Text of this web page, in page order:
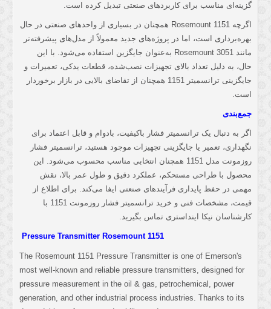
گزینه‌ای مناسب برای کاربردهای صنعتی تبدیل کرده است.
اگرچه Rosemount 1151 همچنان در بسیاری از واحدهای صنعتی در حال
بهره‌برداری است، اما در پروژه‌های جدید معمولاً از مدل‌های پیشرفته‌تر
مانند Rosemount 3051 به‌عنوان جایگزین استفاده می‌شود. با این
حال، به دلیل تعداد بالای تجهیزات نصب‌شده، قطعات یدکی، تعمیرات و
جایگزینی ترانسمیتر 1151 همچنان از تقاضای بالایی در بازار برخوردار
است.
جمع‌بندی
اگر به دنبال یک ترانسمیتر فشار باکیفیت، بادوام و قابل اعتماد برای
نگهداری، تعمیر یا جایگزینی تجهیزات موجود هستید، ترانسمیتر فشار
روزمونت مدل 1151 همچنان انتخابی مناسب محسوب می‌شود. این
محصول با طراحی مستحکم، عملکرد دقیق و طول عمر بالا، نقش
مهمی در حفظ پایداری فرآیندهای صنعتی ایفا می‌کند. برای اطلاع از
قیمت، مشخصات فنی و خرید ترانسمیتر فشار روزمونت 1151 با
کارشناسان نیکا اینداستری تماس بگیرید.
Pressure Transmitter Rosemount 1151
The Rosemount 1151 Pressure Transmitter is one of Emerson's
most well-known and reliable pressure transmitters, designed for
pressure measurement in the oil & gas, petrochemical, power
generation, and other industrial process industries. Thanks to its